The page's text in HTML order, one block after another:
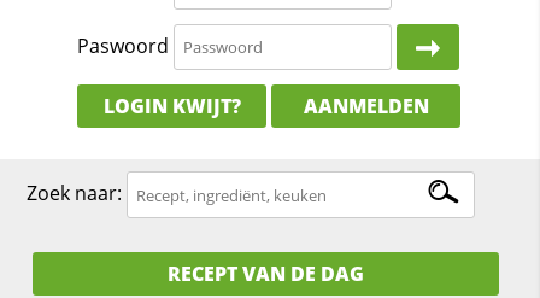
Paswoord
LOGIN KWIJT? AANMELDEN
Zoek naar:
RECEPT VAN DE DAG